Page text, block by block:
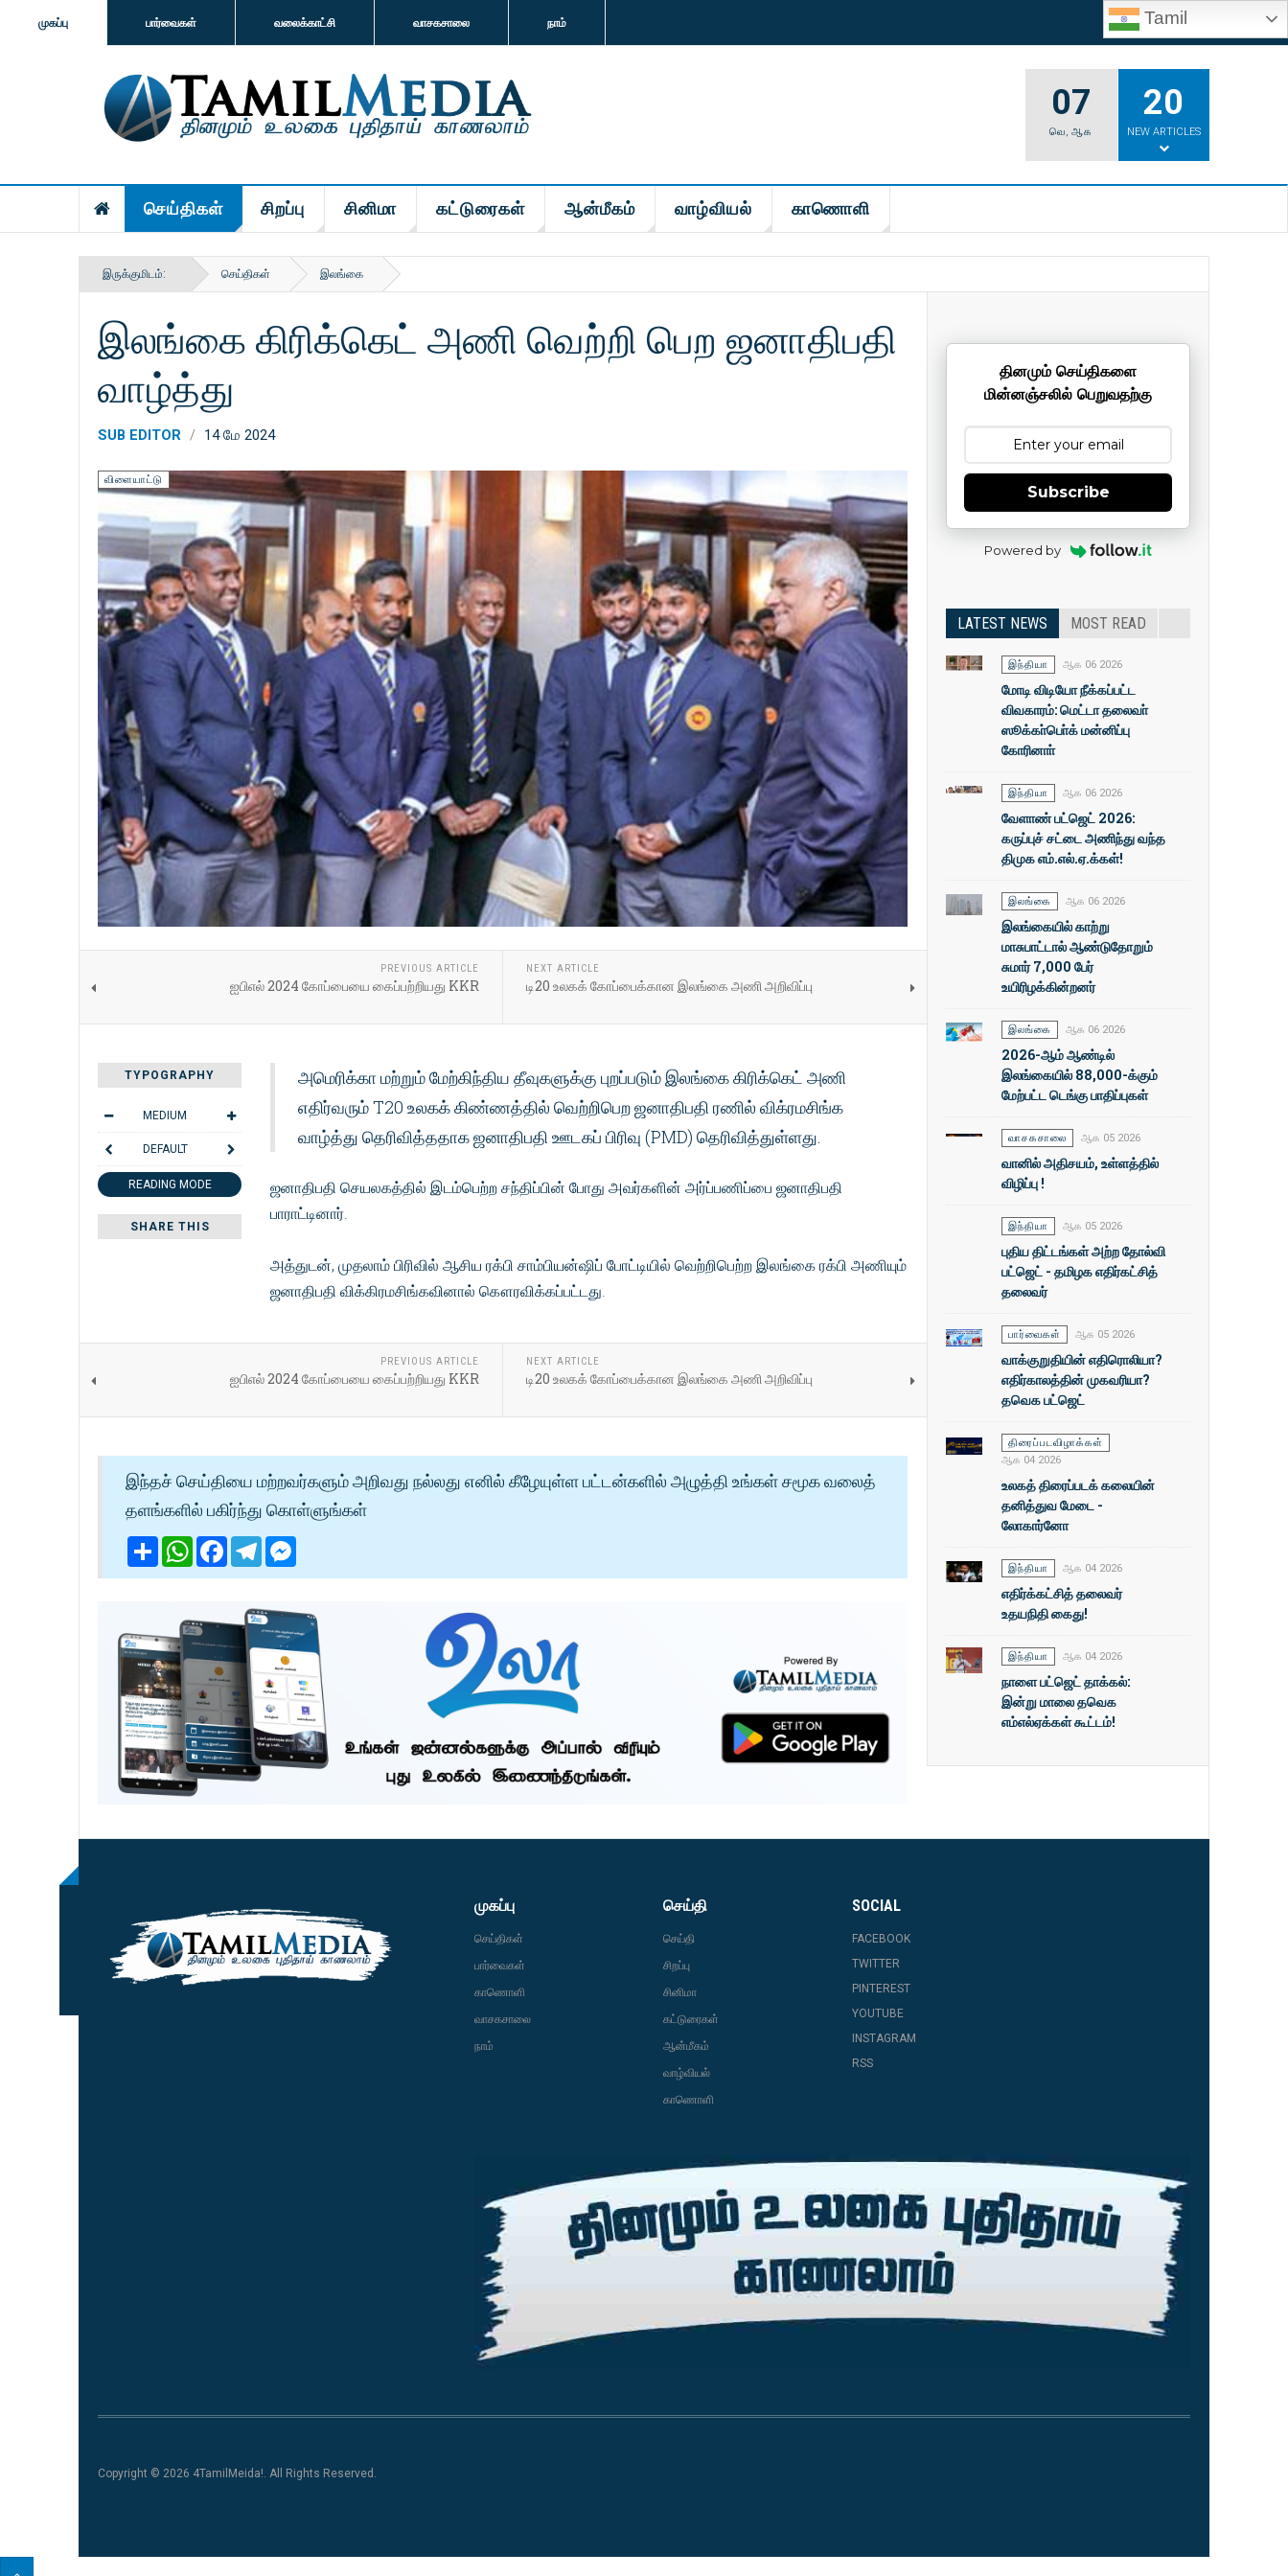
முகப்பு பார்வைகள் வலைக்காட்சி வாசகசாலை நாம் Tamil
07
வெ,ஆக
20
NEW ARTICLES
செய்திகள் சிறப்பு சினிமா கட்டுரைகள் ஆன்மீகம் வாழ்வியல் காணொளி
இருக்குமிடம்: செய்திகள் இலங்கை
இலங்கை கிரிக்கெட் அணி வெற்றி பெற ஜனாதிபதி
வாழ்த்து
SUB EDITOR 14 மே 2024
விளையாட்டு
PREVIOUS ARTICLE
ஐபிஎல் 2024 கோப்பையை கைப்பற்றியது KKR
NEXT ARTICLE
டி20 உலகக் கோப்பைக்கான இலங்கை அணி அறிவிப்பு
TYPOGRAPHY
MEDIUM
DEFAULT
READING MODE
SHARE THIS
அமெரிக்கா மற்றும் மேற்கிந்திய தீவுகளுக்கு புறப்படும் இலங்கை கிரிக்கெட் அணி
எதிர்வரும் T20 உலகக் கிண்ணத்தில் வெற்றிபெற ஜனாதிபதி ரணில் விக்ரமசிங்க
வாழ்த்து தெரிவித்ததாக ஜனாதிபதி ஊடகப் பிரிவு (PMD) தெரிவித்துள்ளது.
ஜனாதிபதி செயலகத்தில் இடம்பெற்ற சந்திப்பின் போது அவர்களின் அர்ப்பணிப்பை ஜனாதிபதி
பாராட்டினார்.
அத்துடன், முதலாம் பிரிவில் ஆசிய ரக்பி சாம்பியன்ஷிப் போட்டியில் வெற்றிபெற்ற இலங்கை ரக்பி அணியும்
ஜனாதிபதி விக்கிரமசிங்கவினால் கௌரவிக்கப்பட்டது.
PREVIOUS ARTICLE
ஐபிஎல் 2024 கோப்பையை கைப்பற்றியது KKR
NEXT ARTICLE
டி20 உலகக் கோப்பைக்கான இலங்கை அணி அறிவிப்பு
இந்தச் செய்தியை மற்றவர்களும் அறிவது நல்லது எனில் கீழேயுள்ள பட்டன்களில் அழுத்தி உங்கள் சமூக வலைத்
தளங்களில் பகிர்ந்து கொள்ளுங்கள்
ShareWhatsApp
Facebook
Telegram
தினமும் செய்திகளை
மின்னஞ்சலில் பெறுவதற்கு
Subscribe
Powered by
LATEST NEWS MOST READ
இந்தியா ஆக 06 2026
மோடி விடியோ நீக்கப்பட்ட
விவகாரம்: மெட்டா தலைவா்
ஸூக்கா்பொ்க் மன்னிப்பு
கோரினாா்
இந்தியா ஆக 06 2026
வேளாண் பட்ஜெட் 2026:
கருப்புச் சட்டை அணிந்து வந்த
திமுக எம்.எல்.ஏ.க்கள்!
இலங்கை ஆக 06 2026
இலங்கையில் காற்று
மாசுபாட்டால் ஆண்டுதோறும்
சுமார் 7,000 பேர்
உயிரிழக்கின்றனர்
இலங்கை ஆக 06 2026
2026-ஆம் ஆண்டில்
இலங்கையில் 88,000-க்கும்
மேற்பட்ட டெங்கு பாதிப்புகள்
வாசகசாலை ஆக 05 2026
வானில் அதிசயம், உள்ளத்தில்
விழிப்பு !
இந்தியா ஆக 05 2026
புதிய திட்டங்கள் அற்ற தோல்வி
பட்ஜெட் - தமிழக எதிர்கட்சித்
தலைவர்
பார்வைகள் ஆக 05 2026
வாக்குறுதியின் எதிரொலியா?
எதிர்காலத்தின் முகவரியா?
தவெக பட்ஜெட்
திரைப்படவிழாக்கள்
ஆக 04 2026
உலகத் திரைப்படக் கலையின்
தனித்துவ மேடை -
லோகார்னோ
இந்தியா ஆக 04 2026
எதிர்க்கட்சித் தலைவர்
உதயநிதி கைது!
இந்தியா ஆக 04 2026
நாளை பட்ஜெட் தாக்கல்:
இன்று மாலை தவெக
எம்எல்ஏக்கள் கூட்டம்!
முகப்பு
செய்திகள்
பார்வைகள்
காணொளி
வாசகசாலை
நாம்
செய்தி
செய்தி
சிறப்பு
சினிமா
கட்டுரைகள்
ஆன்மீகம்
வாழ்வியல்
காணொளி
SOCIAL
FACEBOOK
TWITTER
PINTEREST
YOUTUBE
INSTAGRAM
RSS
Copyright © 2026 4TamilMeida!. All Rights Reserved.